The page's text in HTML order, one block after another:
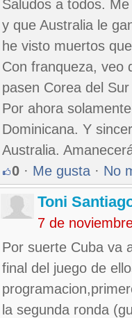
Saludos a todos.
y que Australia le
he visto muertos
Con franqueza, veo
pasen Corea del
Por ahora
Dominicana. Y
Australia.
0 · Me gusta · No
Toni
7 de
Por suerte Cuba va
final del juego de
la segunda ronda